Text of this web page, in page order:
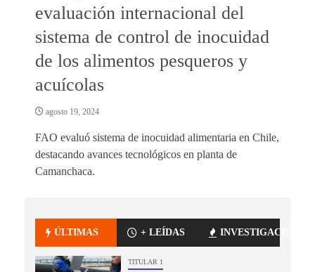
evaluación internacional del
sistema de control de inocuidad
de los alimentos pesqueros y
acuícolas
agosto 19, 2024
FAO evaluó sistema de inocuidad alimentaria en Chile,
destacando avances tecnológicos en planta de
Camanchaca.
ÚLTIMAS + LEÍDAS INVESTIGACIÓN
TITULAR 1